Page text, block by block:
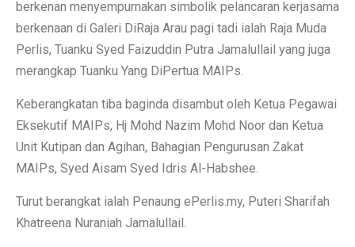
berkenan menyempurnakan simbolik pelancaran kerjasama
berkenaan di Galeri DiRaja Arau pagi tadi ialah Raja Muda
Perlis, Tuanku Syed Faizuddin Putra Jamalullail yang juga
merangkap Tuanku Yang DiPertua MAIPs.
Keberangkatan tiba baginda disambut oleh Ketua Pegawai
Eksekutif MAIPs, Hj Mohd Nazim Mohd Noor dan Ketua
Unit Kutipan dan Agihan, Bahagian Pengurusan Zakat
MAIPs, Syed Aisam Syed Idris Al-Habshee.
Turut berangkat ialah Penaung ePerlis.my, Puteri Sharifah
Khatreena Nuraniah Jamalullail.